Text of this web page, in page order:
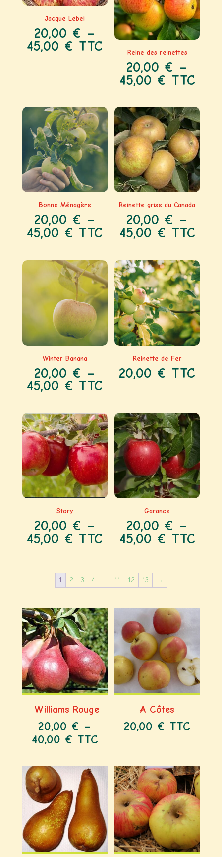
Jacque Lebel
20,00 € –
45,00 € TTC Reine des reinettes
20,00 € –
45,00 € TTC
Bonne Ménagère
20,00 € –
45,00 € TTC
Reinette grise du Canada
20,00 € –
45,00 € TTC
Winter Banana
20,00 € –
45,00 € TTC
Reinette de Fer
20,00 € TTC
Story
20,00 € –
45,00 € TTC
Garance
20,00 € –
45,00 € TTC
1 2 3 4 … 11 12 13 →
Williams Rouge
20,00 € –
40,00 € TTC
A Côtes
20,00 € TTC